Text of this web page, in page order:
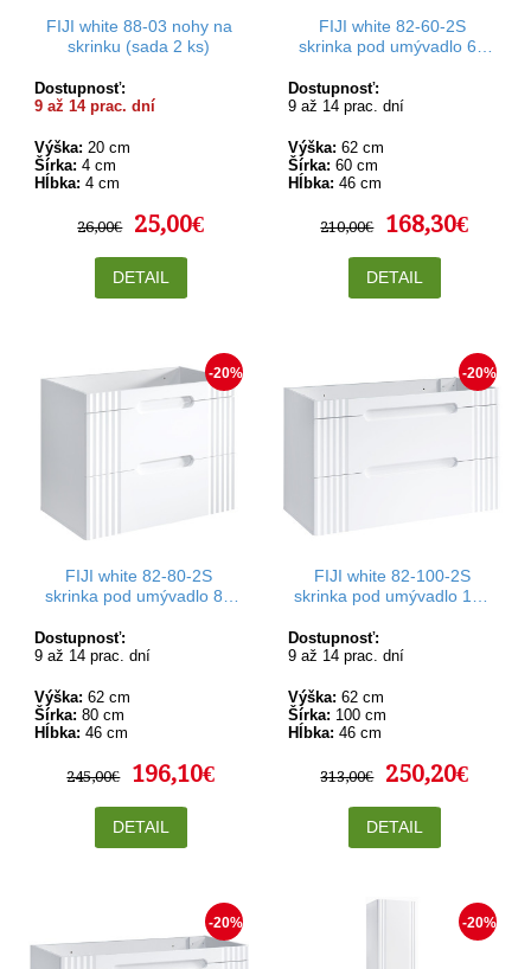
FIJI white 88-03 nohy na
skrinku (sada 2 ks)
Dostupnosť:
9 až 14 prac. dní
Výška: 20 cm
Šírka: 4 cm
Hĺbka: 4 cm
26,00€ 25,00€
DETAIL
FIJI white 82-60-2S
skrinka pod umývadlo 60
Dostupnosť:
9 až 14 prac. dní
Výška: 62 cm
Šírka: 60 cm
Hĺbka: 46 cm
210,00€ 168,30€
DETAIL
-20%
FIJI white 82-80-2S
skrinka pod umývadlo 80
Dostupnosť:
9 až 14 prac. dní
Výška: 62 cm
Šírka: 80 cm
Hĺbka: 46 cm
245,00€ 196,10€
DETAIL
-20%
FIJI white 82-100-2S
skrinka pod umývadlo 100
Dostupnosť:
9 až 14 prac. dní
Výška: 62 cm
Šírka: 100 cm
Hĺbka: 46 cm
313,00€ 250,20€
DETAIL
-20% -20%